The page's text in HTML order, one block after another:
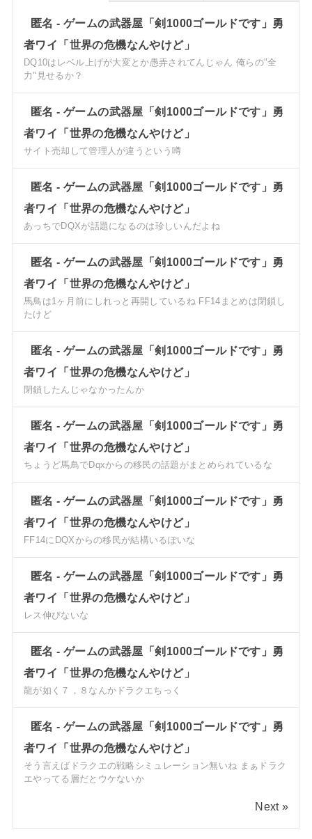
匿名- ゲームの武器屋「剣1000ゴールドです」勇
者ワイ「世界の危機なんやけど」
DQ10はレベル上げが大変とか愚弄されてんじゃん 俺らの"全
力"見せるか？
匿名- ゲームの武器屋「剣1000ゴールドです」勇
者ワイ「世界の危機なんやけど」
サイト売却して管理人が違うという噂
匿名- ゲームの武器屋「剣1000ゴールドです」勇
者ワイ「世界の危機なんやけど」
あっちでDQXが話題になるのは珍しいんだよね
匿名- ゲームの武器屋「剣1000ゴールドです」勇
者ワイ「世界の危機なんやけど」
馬鳥は1ヶ月前にしれっと再開しているね FF14まとめは閉鎖し
たけど
匿名- ゲームの武器屋「剣1000ゴールドです」勇
者ワイ「世界の危機なんやけど」
閉鎖したんじゃなかったんか
匿名- ゲームの武器屋「剣1000ゴールドです」勇
者ワイ「世界の危機なんやけど」
ちょうど馬鳥でDqxからの移民の話題がまとめられているな
匿名- ゲームの武器屋「剣1000ゴールドです」勇
者ワイ「世界の危機なんやけど」
FF14にDQXからの移民が結構いるぽいな
匿名- ゲームの武器屋「剣1000ゴールドです」勇
者ワイ「世界の危機なんやけど」
レス伸びないな
匿名- ゲームの武器屋「剣1000ゴールドです」勇
者ワイ「世界の危機なんやけど」
龍が如く７，８なんかドラクエちっく
匿名- ゲームの武器屋「剣1000ゴールドです」勇
者ワイ「世界の危機なんやけど」
そう言えばドラクエの戦略シミュレーション無いね まぁドラク
エやってる層だとウケないか
Next »